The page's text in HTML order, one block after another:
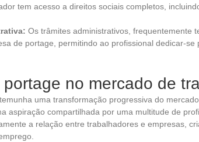
tem acesso a direitos sociais completos,
Os trâmites administrativos, frequentemente
de portage, permitindo ao profissional dedicar-se
no mercado de
uma transformação progressiva do
aspiração compartilhada por uma multitude de
a relação entre trabalhadores e empresas,